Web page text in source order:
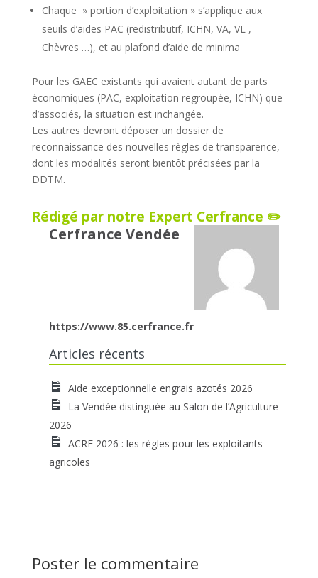
Chaque » portion d’exploitation » s’applique aux
seuils d’aides PAC (redistributif, ICHN, VA, VL ,
Chèvres …), et au plafond d’aide de minima
Pour les GAEC existants qui avaient autant de parts
économiques (PAC, exploitation regroupée, ICHN) que
d’associés, la situation est inchangée.
Les autres devront déposer un dossier de
reconnaissance des nouvelles règles de transparence,
dont les modalités seront bientôt précisées par la
DDTM.
Rédigé par notre Expert Cerfrance ✏️
Cerfrance Vendée
https://www.85.cerfrance.fr
Articles récents
Aide exceptionnelle engrais azotés 2026
La Vendée distinguée au Salon de l’Agriculture
2026
ACRE 2026 : les règles pour les exploitants
agricoles
Poster le commentaire